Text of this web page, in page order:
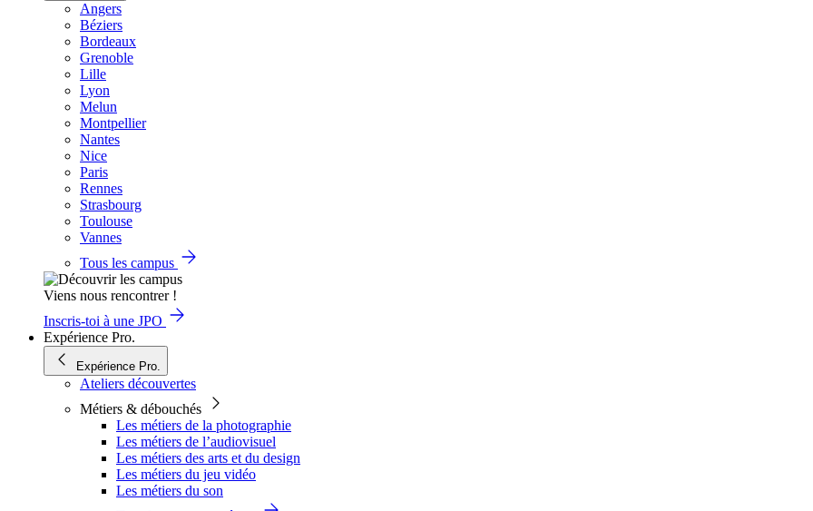
Angers
Béziers
Bordeaux
Grenoble
Lille
Lyon
Melun
Montpellier
Nantes
Nice
Paris
Rennes
Strasbourg
Toulouse
Vannes
Tous les campus
Viens nous rencontrer !
Inscris-toi à une JPO
Expérience Pro.
Expérience Pro.
Ateliers découvertes
Métiers & débouchés
Les métiers de la photographie
Les métiers de l’audiovisuel
Les métiers des arts et du design
Les métiers du jeu vidéo
Les métiers du son